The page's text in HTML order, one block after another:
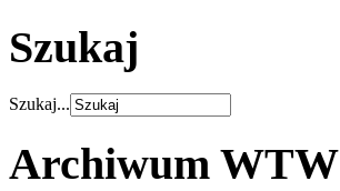
Szukaj
Szukaj...
Archiwum WTW